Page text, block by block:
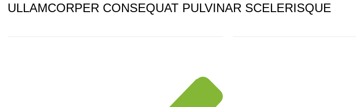
ULLAMCORPER CONSEQUAT PULVINAR SCELERISQUE